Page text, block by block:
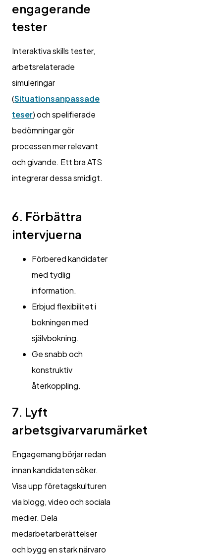
engagerande
tester
Interaktiva skills tester,
arbetsrelaterade
simuleringar
(Situationsanpassade
teser) och spelifierade
bedömningar gör
processen mer relevant
och givande. Ett bra ATS
integrerar dessa smidigt.
6. Förbättra
intervjuerna
Förbered kandidater
med tydlig
information.
Erbjud flexibilitet i
bokningen med
självbokning.
Ge snabb och
konstruktiv
återkoppling.
7. Lyft
arbetsgivarvarumärket
Engagemang börjar redan
innan kandidaten söker.
Visa upp företagskulturen
via blogg, video och sociala
medier. Dela
medarbetarberättelser
och bygg en stark närvaro